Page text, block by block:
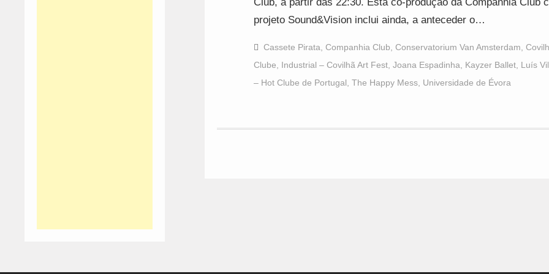
projeto Sound&Vision inclui ainda, a anteceder o…
Cassete Pirata Companhia Club Conservatorium Van Amsterdam
Clube
Industrial – Covilhã Art Fest, Joana Espadinha Kayzer Ballet, Luís
– Hot Clube de Portugal The Happy Mess, Universidade de Évora